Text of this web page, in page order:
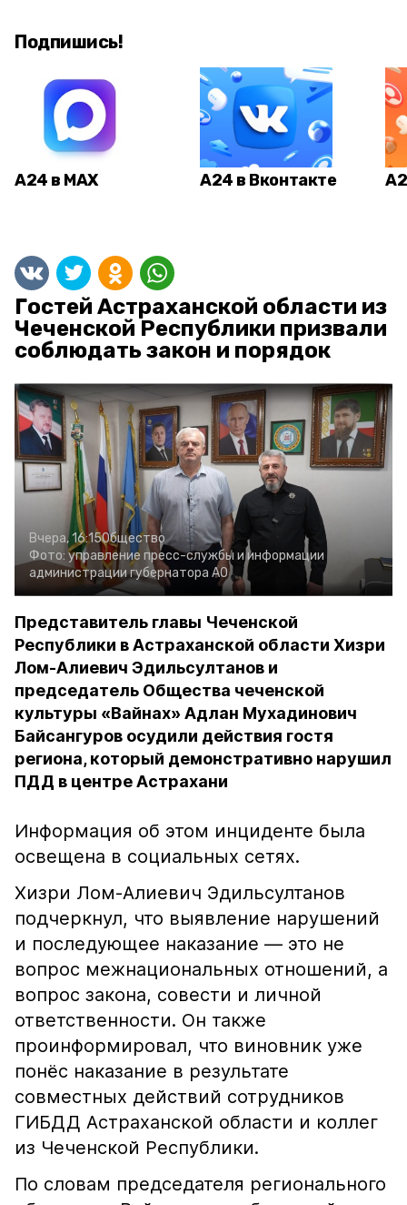
Подпишись!
А24 в MAX А24 в Вконтакте
Гостей Астраханской области из
Чеченской Республики призвали
соблюдать закон и порядок
Вчера, 16:15Общество
Фото: управление пресс-службы и информации
администрации губернатора АО
Представитель главы Чеченской
Республики в Астраханской области Хизри
Лом-Алиевич Эдильсултанов и
председатель Общества чеченской
культуры «Вайнах» Адлан Мухадинович
Байсангуров осудили действия гостя
региона, который демонстративно нарушил
ПДД в центре Астрахани
Информация об этом инциденте была
освещена в социальных сетях.
Хизри Лом-Алиевич Эдильсултанов
подчеркнул, что выявление нарушений
и последующее наказание — это не
вопрос межнациональных отношений, а
вопрос закона, совести и личной
ответственности. Он также
проинформировал, что виновник уже
понёс наказание в результате
совместных действий сотрудников
ГИБДД Астраханской области и коллег
из Чеченской Республики.
По словам председателя регионального